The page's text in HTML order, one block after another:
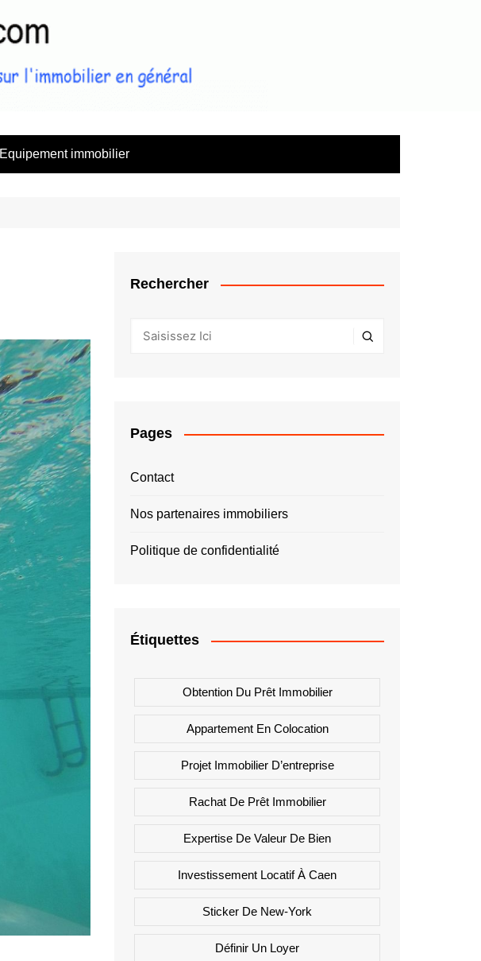
Immo Zine, le magazine d'information sur
Equipement immobilier
Rechercher
Pages
Contact
Nos partenaires immobiliers
Politique de confidentialité
Étiquettes
Obtention Du Prêt Immobilier
Appartement En Colocation
Projet Immobilier D’entreprise
Rachat De Prêt Immobilier
Expertise De Valeur De Bien
Investissement Locatif À Caen
Sticker De New-York
Définir Un Loyer